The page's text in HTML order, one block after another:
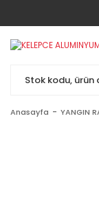
Anasayfa YANGIN